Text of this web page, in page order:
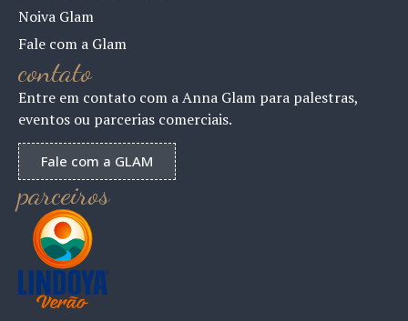
Noiva Glam
Fale com a Glam
contato
Entre em contato com a Anna Glam para palestras,
eventos ou parcerias comerciais.
Fale com a GLAM
parceiros